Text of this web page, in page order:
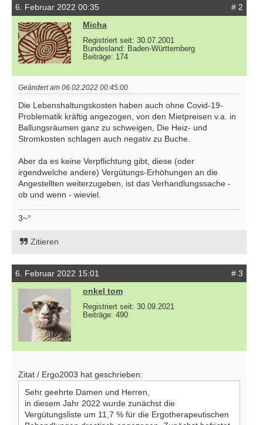
6. Februar 2022 00:35
# 2
Micha
Registriert seit: 30.07.2001
Bundesland: Baden-Württemberg
Beiträge: 174
Geändert am 06.02.2022 00:45:00
Die Lebenshaltungskosten haben auch ohne Covid-19-
Problematik kräftig angezogen, von den Mietpreisen v.a. in
Ballungsräumen ganz zu schweigen, Die Heiz- und
Stromkosten schlagen auch negativ zu Buche.
Aber da es keine Verpflichtung gibt, diese (oder
irgendwelche andere) Vergütungs-Erhöhungen an die
Angestellten weiterzugeben, ist das Verhandlungssache -
ob und wenn - wieviel.
3~°
Zitieren
6. Februar 2022 15:01
# 3
onkel tom
Registriert seit: 30.09.2021
Beiträge: 490
Zitat / Ergo2003 hat geschrieben:
Sehr geehrte Damen und Herren,
in diesem Jahr 2022 wurde zunächst die
Vergütungsliste um 11,7 % für die Ergotherapeutischen